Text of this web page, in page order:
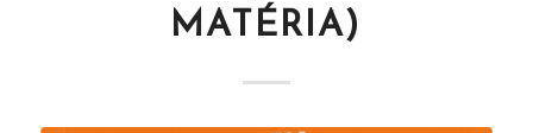
MATÉRIA)